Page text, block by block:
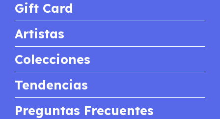
Gift Card
Artistas
Colecciones
Tendencias
Preguntas Frecuentes